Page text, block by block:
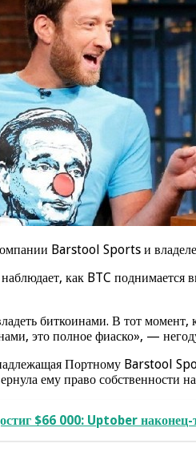
Barstool Sports и
как BTC поднимается
биткоинами. В тот момент,
это полное фиаско», —
Портному Barstool
ему право собственности
$66 000: Uptober наконец-